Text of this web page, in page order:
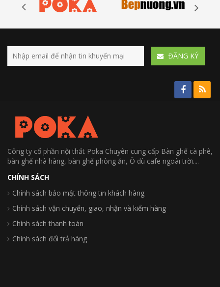
ÐĂNG KÝ
Công ty cổ phần nội thất Poka Chuyên cung cấp Bàn ghế cà phê,
bàn ghế nhà hàng, bàn ghế phòng ăn, Ô dù cafe ngoài trời....
CHÍNH SÁCH
Chính sách bảo mật thông tin khách hàng
Chính sách vận chuyển, giao, nhận và kiểm hàng
Chính sách thanh toán
Chính sách đổi trả hàng